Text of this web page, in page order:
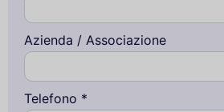
Azienda / Associazione
Telefono *